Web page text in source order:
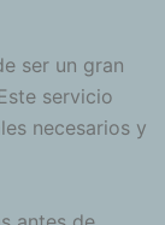
ser un gran
servicio
necesarios y